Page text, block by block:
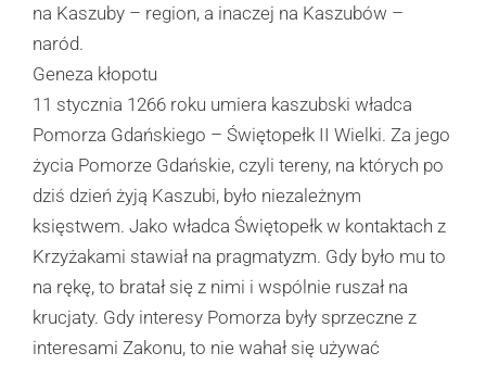
na Kaszuby – region, a inaczej na Kaszubów –
naród.
Geneza kłopotu
11 stycznia 1266 roku umiera kaszubski władca
Pomorza Gdańskiego – Świętopełk II Wielki. Za jego
życia Pomorze Gdańskie, czyli tereny, na których po
dziś dzień żyją Kaszubi, było niezależnym
księstwem. Jako władca Świętopełk w kontaktach z
Krzyżakami stawiał na pragmatyzm. Gdy było mu to
na rękę, to bratał się z nimi i wspólnie ruszał na
krucjaty. Gdy interesy Pomorza były sprzeczne z
interesami Zakonu, to nie wahał się używać